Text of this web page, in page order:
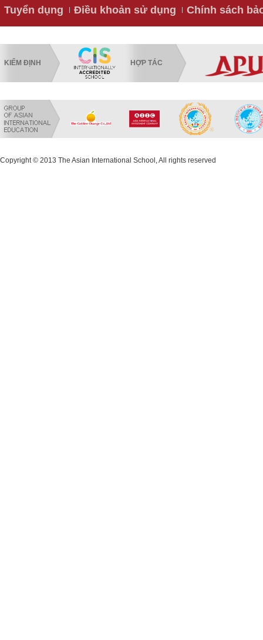
Tuyển dụng Điều khoản sử dụng Chính sách
KIỂM ĐỊNH HỢP TÁC
Copyright © 2013 The Asian International School, All rights reserved